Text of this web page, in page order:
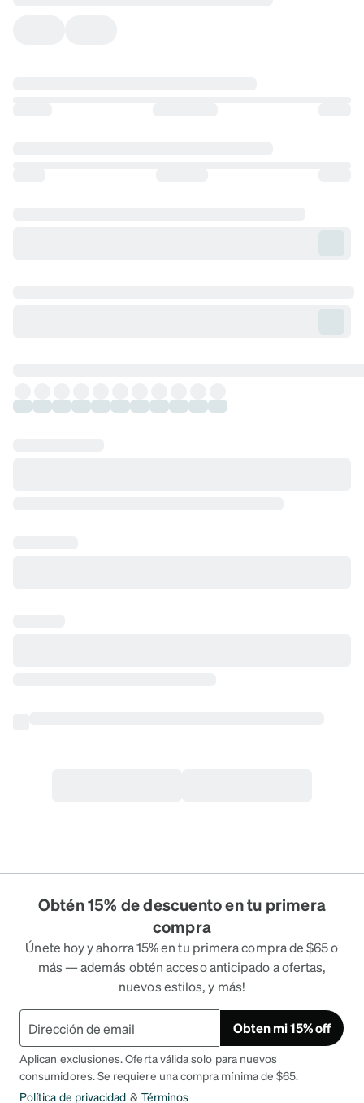
Obtén 15% de descuento en tu primera
compra
Únete hoy y ahorra 15% en tu primera compra de $65 o
más — además obtén acceso anticipado a ofertas,
nuevos estilos, y más!
Obten mi 15% off
Aplican exclusiones. Oferta válida solo para nuevos
consumidores. Se requiere una compra mínima de $65.
Política de privacidad & Términos